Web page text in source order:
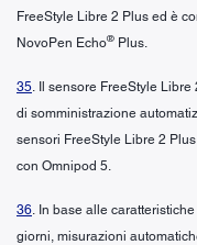
FreeStyle Libre 2 Plus ed è
NovoPen Echo® Plus.
35. Il sensore FreeStyle
di somministrazione
sensori FreeStyle Libre 2
con Omnipod 5.
36. In base alle
giorni, misurazioni